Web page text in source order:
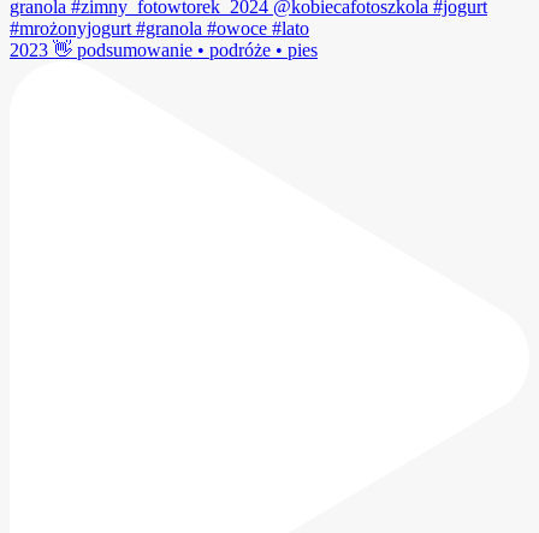
2023 👋 podsumowanie • podróże • pies